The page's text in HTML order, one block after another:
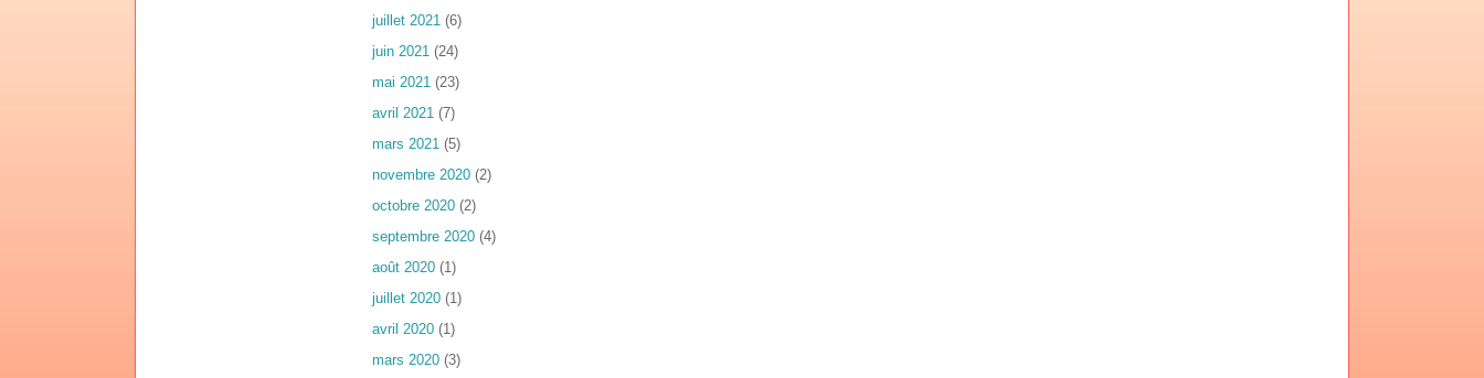
juillet 2021 (6)
juin 2021 (24)
mai 2021 (23)
avril 2021 (7)
mars 2021 (5)
novembre 2020 (2)
octobre 2020 (2)
septembre 2020 (4)
août 2020 (1)
juillet 2020 (1)
avril 2020 (1)
mars 2020 (3)